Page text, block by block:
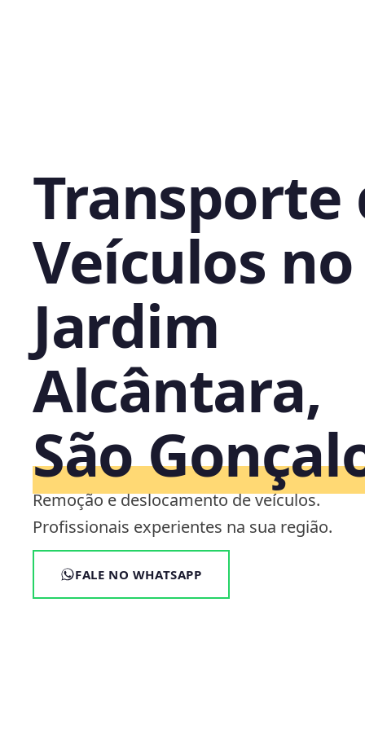
Transporte
Veículos no
Jardim
Alcântara,
São
Remoção e deslocamento de veículos.
Profissionais experientes na sua região.
FALE NO WHATSAPP